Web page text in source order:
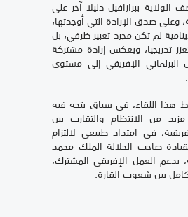
ببرازافيل دليلا آخر على
وعلى صدق الإرادة التي أوجدتها،
لم تكن مجرد تعبير ظرفي، بل
تدريجيا، ويعكس إرادة مشتركة
البرلماني الإفريقي إلى مستوى
هذا اللقاء، في سياق يتجه فيه
من الانتظام والتقارب بين
في امتداد طبيعي لالتزام
صاحب الجلالة الملك محمد
بدعم العمل الإفريقي المشترك،
بين شعوب القارة.